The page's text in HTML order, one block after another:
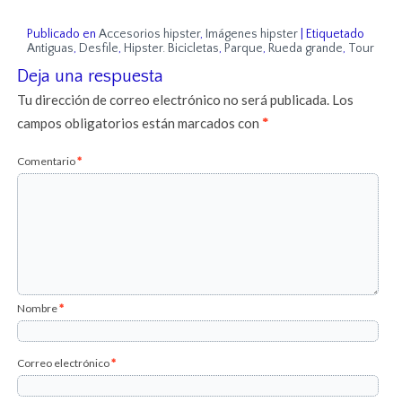
Publicado en Accesorios hipster, Imágenes hipster
Etiquetado
Antiguas, Desfile, Hipster. Bicicletas, Parque, Rueda grande, Tour
Deja una respuesta
Tu dirección de correo electrónico no será publicada. Los
campos obligatorios están marcados con*
Comentario*
Nombre*
Correo electrónico*